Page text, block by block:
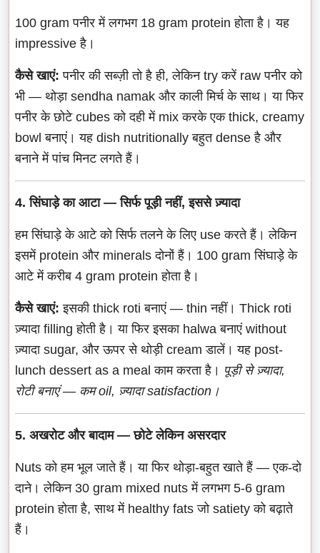
100 gram पनीर में लगभग 18 gram protein होता है। यह
impressive है।
कैसे खाएं: पनीर की सब्ज़ी तो है ही, लेकिन try करें raw पनीर को
भी — थोड़ा sendha namak और काली मिर्च के साथ। या फिर
पनीर के छोटे cubes को दही में mix करके एक thick, creamy
bowl बनाएं। यह dish nutritionally बहुत dense है और
बनाने में पांच मिनट लगते हैं।
4. सिंघाड़े का आटा — सिर्फ पूड़ी नहीं, इससे ज़्यादा
हम सिंघाड़े के आटे को सिर्फ तलने के लिए use करते हैं। लेकिन
इसमें protein और minerals दोनों हैं। 100 gram सिंघाड़े के
आटे में करीब 4 gram protein होता है।
कैसे खाएं: इसकी thick roti बनाएं — thin नहीं। Thick roti
ज़्यादा filling होती है। या फिर इसका halwa बनाएं without
ज़्यादा sugar, और ऊपर से थोड़ी cream डालें। यह post-
lunch dessert as a meal काम करता है। पूड़ी से ज़्यादा,
रोटी बनाएं — कम oil, ज़्यादा satisfaction।
5. अखरोट और बादाम — छोटे लेकिन असरदार
Nuts को हम भूल जाते हैं। या फिर थोड़ा-बहुत खाते हैं — एक-दो
दाने। लेकिन 30 gram mixed nuts में लगभग 5-6 gram
protein होता है, साथ में healthy fats जो satiety को बढ़ाते
हैं।